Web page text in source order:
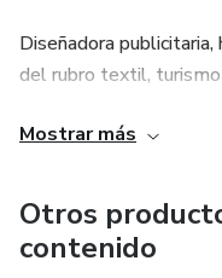
Diseñadora
del rubro textil,
packaging.
Mostrar más
Otros
contenido